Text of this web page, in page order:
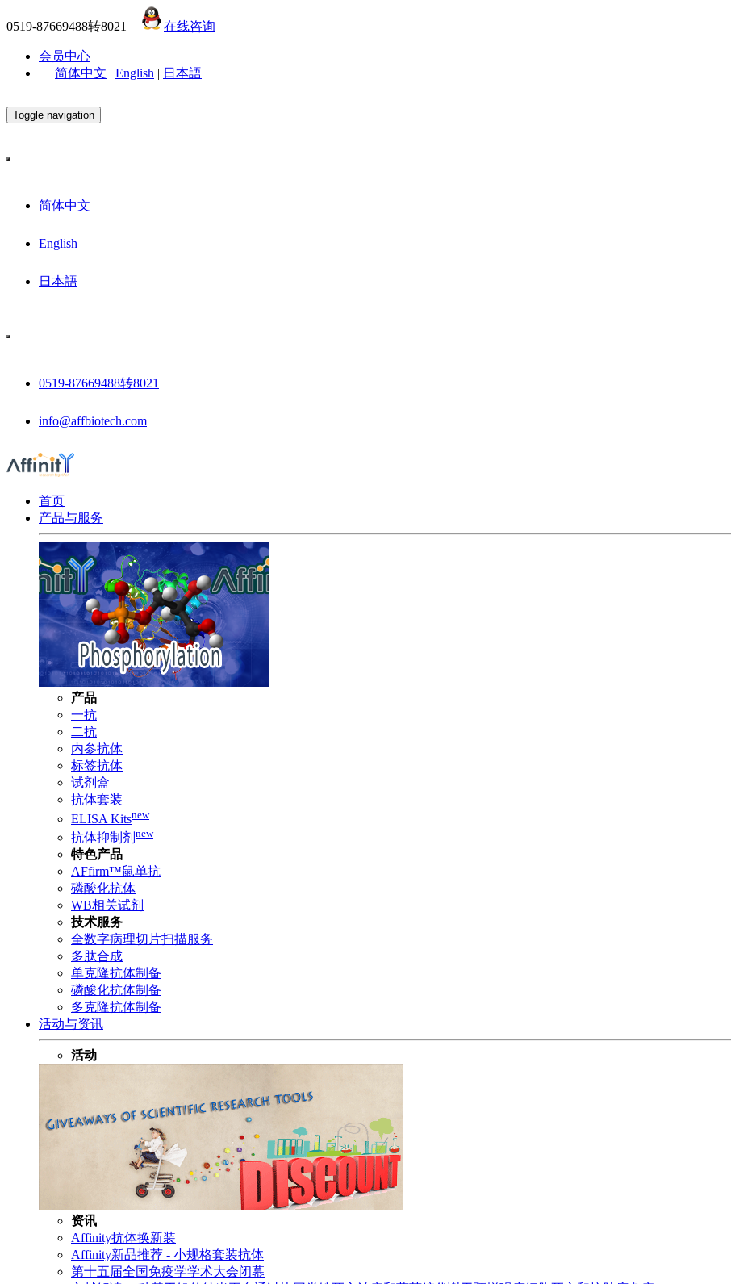
0519-87669488转8021 在线咨询
会员中心
简体中文 | English | 日本語
Toggle navigation
简体中文
English
日本語
0519-87669488转8021
info@affbiotech.com
首页
产品与服务
产品
一抗
二抗
内参抗体
标签抗体
试剂盒
抗体套装
ELISA Kitsnew
抗体抑制剂 new
特色产品
AFfirm™鼠单抗
磷酸化抗体
WB相关试剂
技术服务
全数字病理切片扫描服务
多肽合成
单克隆抗体制备
磷酸化抗体制备
多克隆抗体制备
活动与资讯
活动
资讯
Affinity抗体换新装
Affinity新品推荐 - 小规格套装抗体
第十五届全国免疫学学术大会闭幕